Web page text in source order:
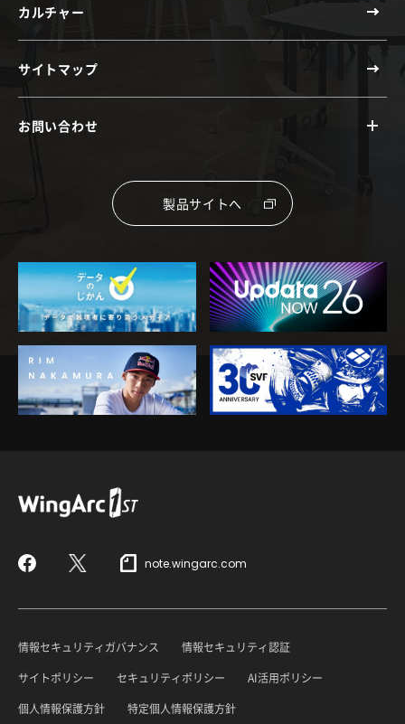
カルチャー
サイトマップ
お問い合わせ
製品サイトへ
FacebookX note.wingarc.com
情報セキュリティガバナンス
情報セキュリティ認証
サイトポリシー
セキュリティポリシー
AI活用ポリシー
個人情報保護方針
特定個人情報保護方針